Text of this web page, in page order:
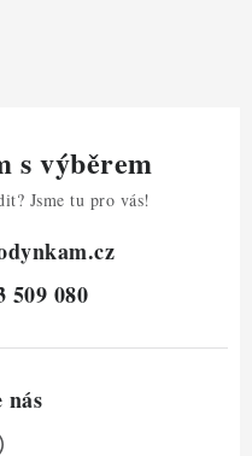
s výběrem
Jsme tu pro vás!
509 080